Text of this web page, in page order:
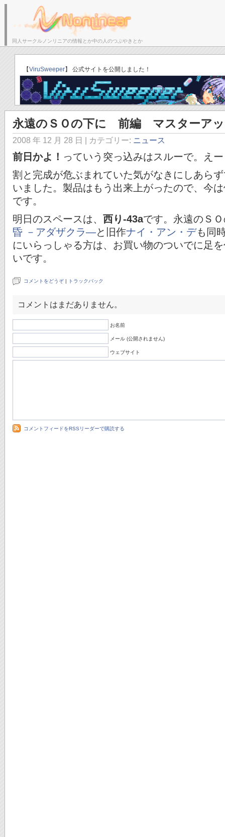
同人サークルノンリニアの情報とか中の人のつぶやきとか
【ViruSweeper】 公式サイトを公開しました！
永遠のＳＯの下に 前編 マスターア
2008 年 12 月 28 日 | カテゴリー: ニュース
前日かよ！ っていう突っ込みはスルーで。え
割と完成が危ぶまれていた気がなきにしあら
いました。製品はもう出来上がったので、今
です。
明日のスペースは、 西り-43aです。永遠のＳ
昏 －アダザクラ―と旧作ナイ・アン・デも同
にいらっしゃる方は、お買い物のついでに足
いです。
コメントをどうぞ | トラックバック
コメントはまだありません。
お名前
メール (公開されません)
ウェブサイト
コメントフィードをRSSリーダーで購読する